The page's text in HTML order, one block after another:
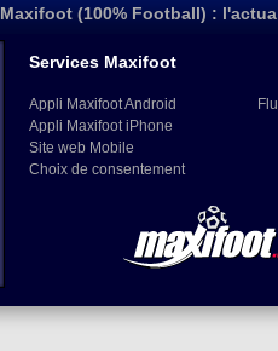
Maxifoot (100% Football) :
Services Maxifoot
Appli Maxifoot Android
Appli Maxifoot iPhone
Site web Mobile
Choix de consentement